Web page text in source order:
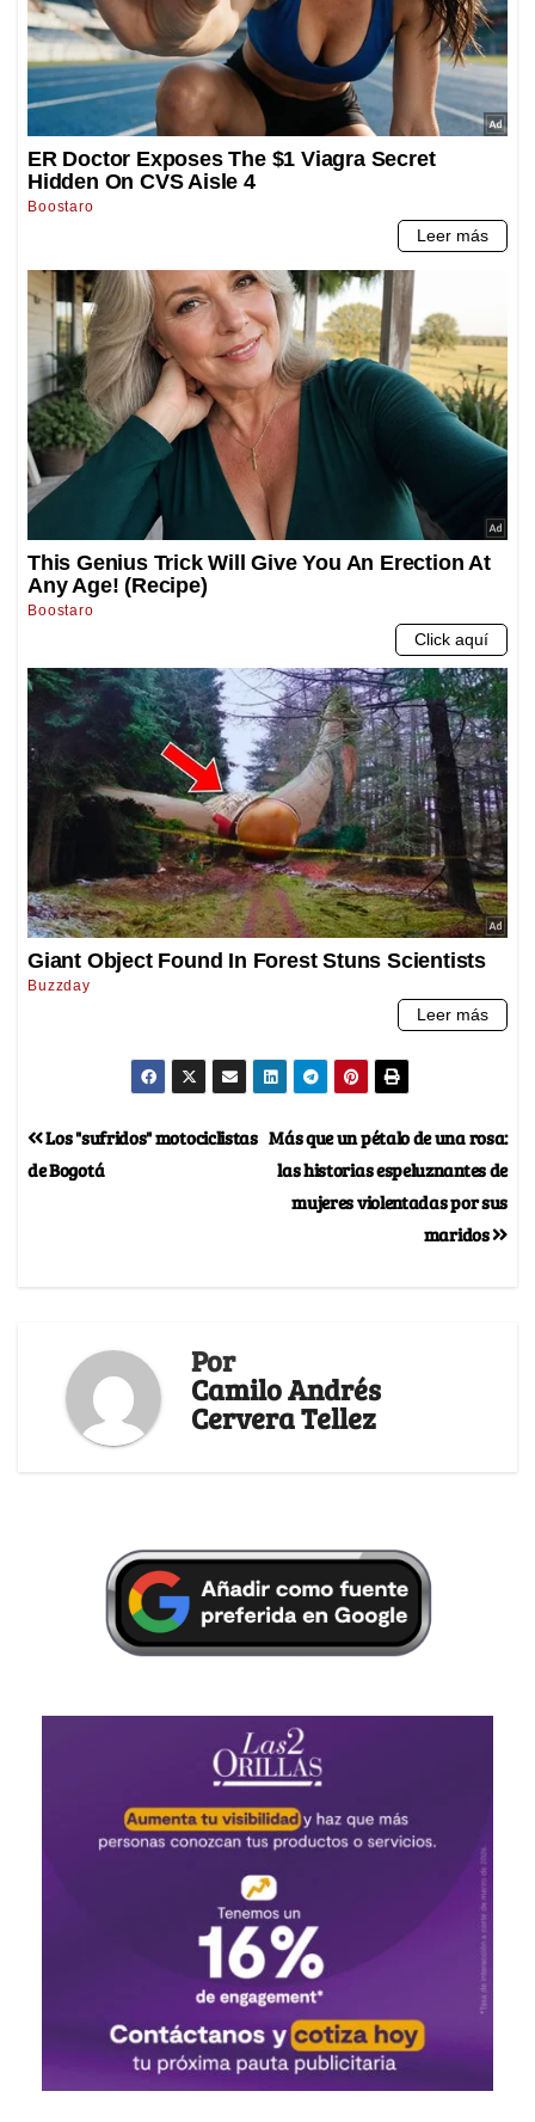
Más que un pétalo de una rosa:
las historias espeluznantes de
mujeres violentadas por sus
maridos
Los "sufridos" motociclistas
de Bogotá
Por
Camilo Andrés
Cervera Tellez